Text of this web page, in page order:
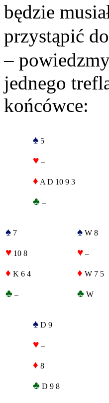
będzie
przystąpić
–
jednego
końcówce:
♠ 5
♥ –
♦ A D 10 9 3
♣ –
♠ 7
♥ 10 8
♦ K 6 4
♣ –
♠ W 8
♥ –
♦ W 7 5
♣ W
♠ D 9
♥ –
♦ 8
♣ D 9 8